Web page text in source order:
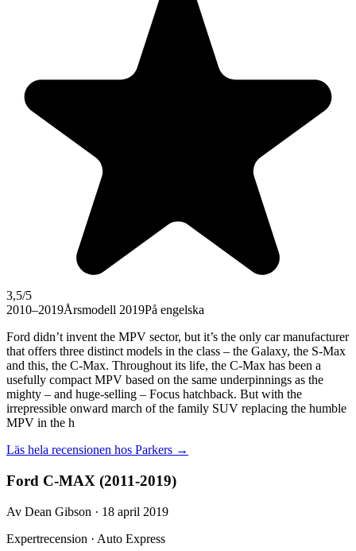
3,5/5
2010–2019Årsmodell 2019På engelska
Ford didn’t invent the MPV sector, but it’s the only car manufacturer
that offers three distinct models in the class – the Galaxy, the S-Max
and this, the C-Max. Throughout its life, the C-Max has been a
usefully compact MPV based on the same underpinnings as the
mighty – and huge-selling – Focus hatchback. But with the
irrepressible onward march of the family SUV replacing the humble
MPV in the h
Läs hela recensionen hos Parkers →
Ford C-MAX (2011-2019)
Av Dean Gibson · 18 april 2019
Expertrecension · Auto Express